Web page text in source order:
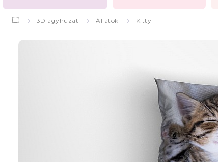
3D ágyhuzat Állatok Kitty